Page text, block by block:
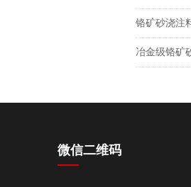
铬矿砂浇注
冶金级铬矿
微信二维码